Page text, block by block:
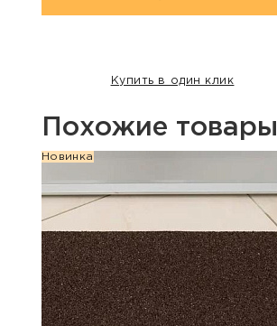
Купить в один клик
Похожие товары
Новинка